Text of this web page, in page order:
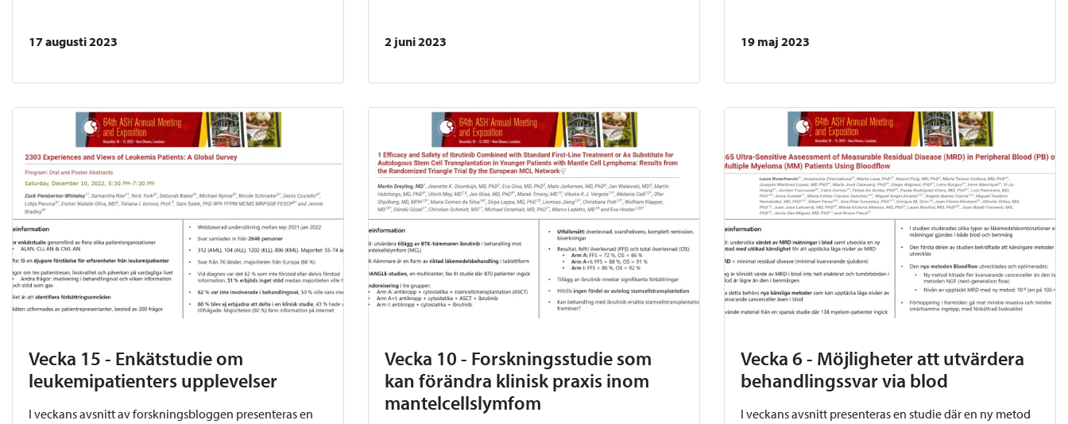
17 augusti 2023 2 juni 2023 19 maj 2023
Vecka 15 - Enkätstudie om
leukemipatienters upplevelser
I veckans avsnitt av forskningsbloggen presenteras en
Vecka 10 - Forskningsstudie som
kan förändra klinisk praxis inom
mantelcellslymfom
Vecka 6 - Möjligheter att utvärdera
behandlingssvar via blod
I veckans avsnitt presenteras en studie där en ny metod